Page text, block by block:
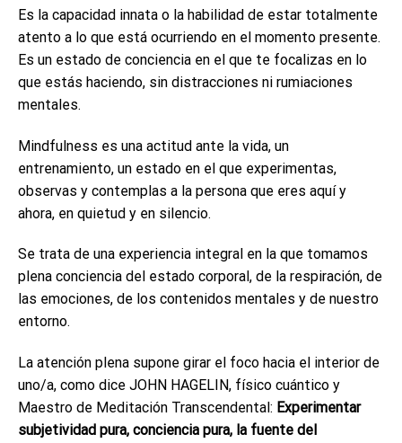
Es la capacidad innata o la habilidad de estar totalmente
atento a lo que está ocurriendo en el momento presente.
Es un estado de conciencia en el que te focalizas en lo
que estás haciendo, sin distracciones ni rumiaciones
mentales.
Mindfulness es una actitud ante la vida, un
entrenamiento, un estado en el que experimentas,
observas y contemplas a la persona que eres aquí y
ahora, en quietud y en silencio.
Se trata de una experiencia integral en la que tomamos
plena conciencia del estado corporal, de la respiración, de
las emociones, de los contenidos mentales y de nuestro
entorno.
La atención plena supone girar el foco hacia el interior de
uno/a, como dice JOHN HAGELIN, físico cuántico y
Maestro de Meditación Transcendental: Experimentar
subjetividad pura, conciencia pura, la fuente del